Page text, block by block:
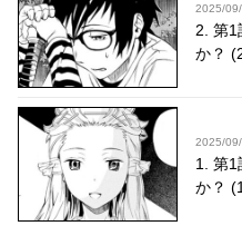
2025/
2. 第1
か？
2025/
1. 第1
か？